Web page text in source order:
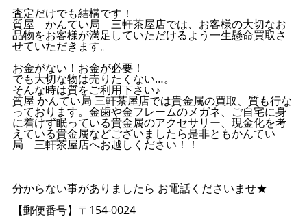
査定だけでも結構です！
質屋 かんてい局 三軒茶屋店では、お客様の大切なお
品物をお客様が満足していただけるよう一生懸命買取さ
せていただきます。
お金がない！お金が必要！
でも大切な物は売りたくない…。
そんな時は質をご利用下さい♪
質屋 かんてい局 三軒茶屋店では貴金属の買取、質も行な
っております。金歯や金フレームのメガネ、ご自宅に身
に着けず眠っている貴金属のアクセサリー、現金化を考
えている貴金属などございましたら是非ともかんてい
局 三軒茶屋店へお越しください！！
分からない事がありましたら お電話くださいませ★
【郵便番号】〒154-0024